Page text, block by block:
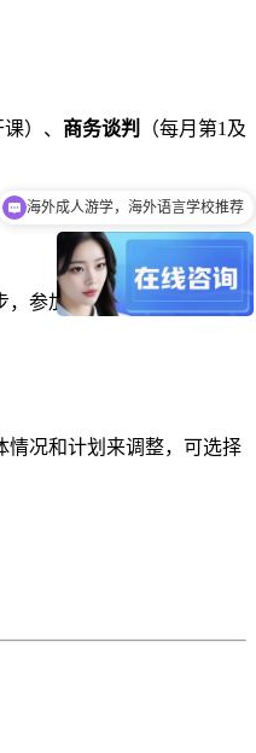
）、 商务谈判
（每月第1及
，参加英语考试准备课程的
情况和计划来调整，可选择
海外成人游学，海外语言学校推荐